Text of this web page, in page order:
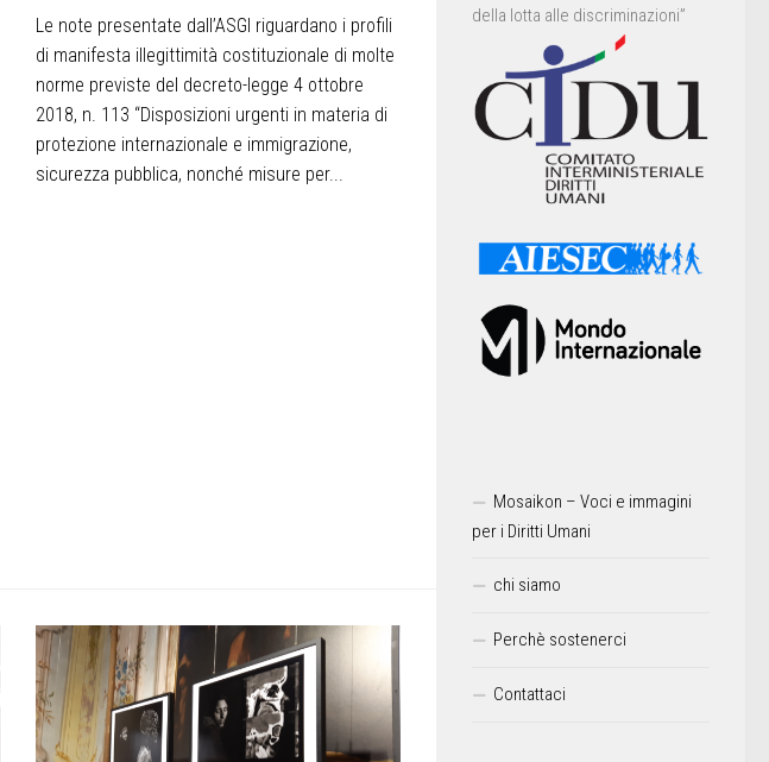
Le note presentate dall’ASGI riguardano i profili
di manifesta illegittimità costituzionale di molte
norme previste del decreto-legge 4 ottobre
2018, n. 113 “Disposizioni urgenti in materia di
protezione internazionale e immigrazione,
sicurezza pubblica, nonché misure per...
della lotta alle discriminazioni”
Mosaikon – Voci e immagini
per i Diritti Umani
chi siamo
Perchè sostenerci
Contattaci